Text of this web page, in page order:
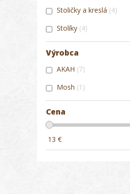
Stoličky a kreslá 4
Stolíky 4
Výrobca
AKAH 7
Mosh 1
Cena
13 €